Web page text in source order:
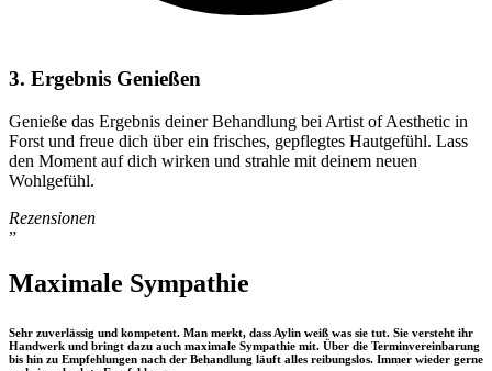
3. Ergebnis Genießen
Genieße das Ergebnis deiner Behandlung bei Artist of Aesthetic in
Forst und freue dich über ein frisches, gepflegtes Hautgefühl. Lass
den Moment auf dich wirken und strahle mit deinem neuen
Wohlgefühl.
Rezensionen
”
Maximale Sympathie
Sehr zuverlässig und kompetent. Man merkt, dass Aylin weiß was sie tut. Sie versteht ihr
Handwerk und bringt dazu auch maximale Sympathie mit. Über die Terminvereinbarung
bis hin zu Empfehlungen nach der Behandlung läuft alles reibungslos. Immer wieder gerne